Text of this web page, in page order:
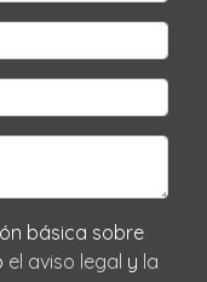
el aviso legal y la